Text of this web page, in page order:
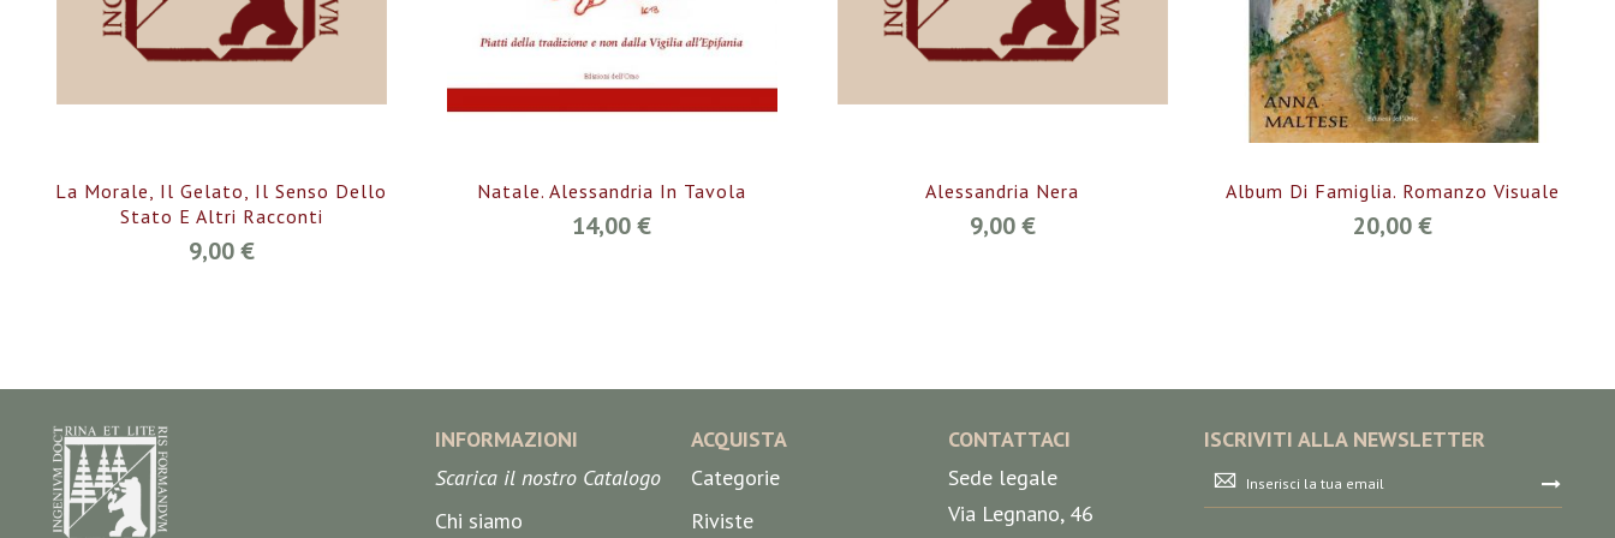
La Morale, Il Gelato, Il Senso Dello
Stato E Altri Racconti
9,00 €
Natale. Alessandria In Tavola
14,00 €
Alessandria Nera
9,00 €
Album Di Famiglia. Romanzo Visuale
20,00 €
INFORMAZIONI
Scarica il nostro Catalogo
Chi siamo
ACQUISTA
Categorie
Riviste
CONTATTACI
Sede legale
Via Legnano, 46
ISCRIVITI ALLA NEWSLETTER
Iscriviti
alla
nostra